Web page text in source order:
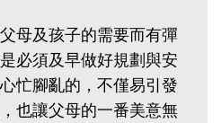
母及孩子的需要而有彈
必須及早做好規劃與安
忙腳亂的，不僅易引發
也讓父母的一番美意無